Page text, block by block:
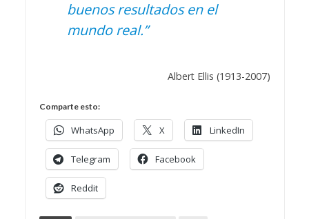
buenos resultados en el
mundo real.”
Albert Ellis (1913-2007)
Comparte esto:
WhatsApp X LinkedIn
Telegram Facebook
Reddit